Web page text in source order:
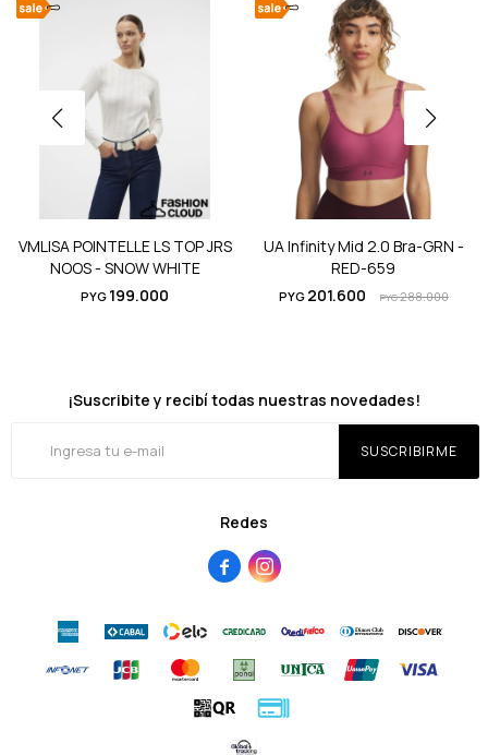
VMLISA POINTELLE LS TOP JRS
NOOS - SNOW WHITE
PYG 199.000
UA Infinity Mid 2.0 Bra-GRN -
RED-659
PYG 201.600 PYG288.000
Redes
 
¡Suscribite y recibí todas nuestras novedades!
SUSCRIBIRME